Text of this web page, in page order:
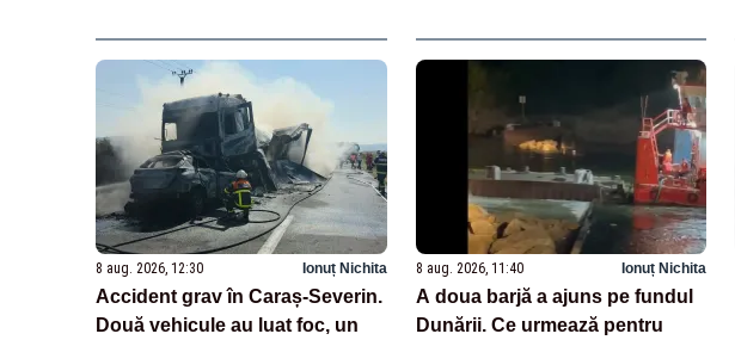
de Securitate
8 aug. 2026, 12:30 Ionuț Nichita
Accident grav în Caraș-Severin.
Două vehicule au luat foc, un
8 aug. 2026, 11:40 Ionuț Nichita
A doua barjă a ajuns pe fundul
Dunării. Ce urmează pentru